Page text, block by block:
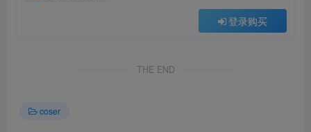
登录购买
THE END
coser